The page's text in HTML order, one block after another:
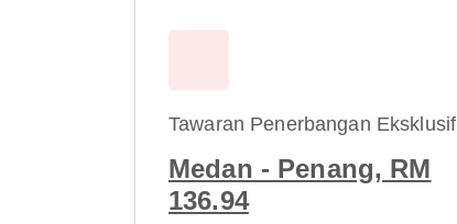
Tawaran Penerbangan Eksklusif
Medan - Penang, RM
136.94